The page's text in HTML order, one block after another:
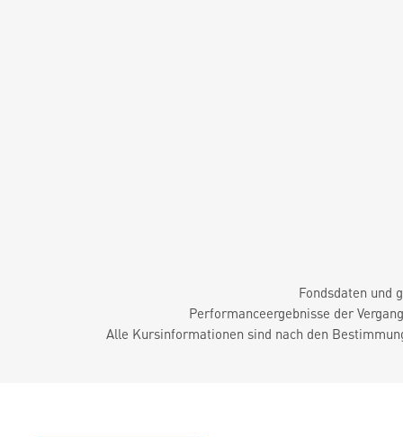
Fondsdaten und
Performanceergebnisse der
Alle Kursinformationen sind nach den